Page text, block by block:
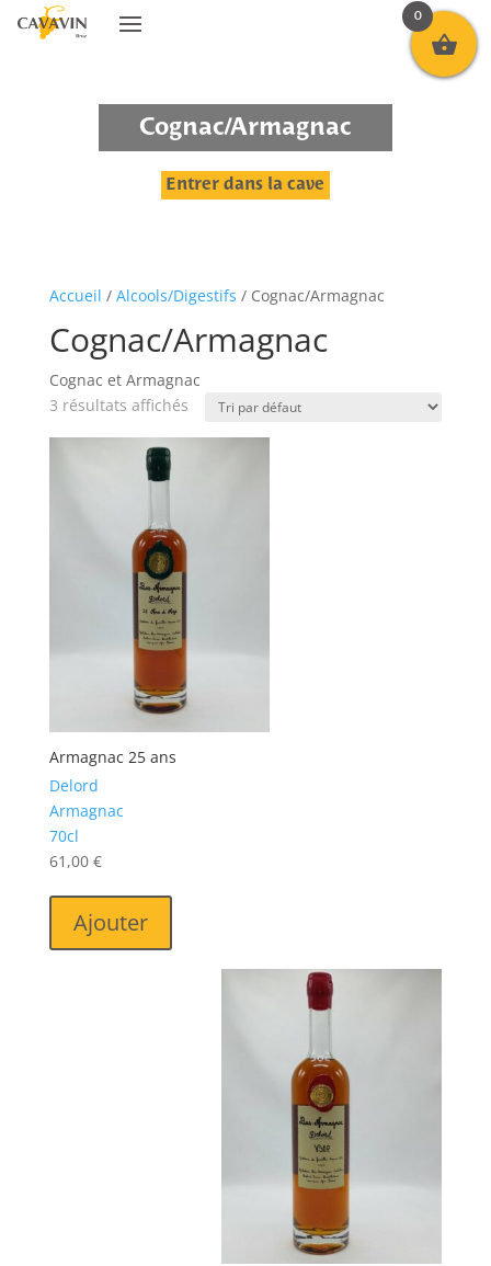
Cognac/Armagnac
Entrer dans la cave
Accueil / Alcools/Digestifs / Cognac/Armagnac
Cognac/Armagnac
Cognac et Armagnac
3 résultats affichés
Armagnac 25 ans
Delord
Armagnac
70cl
61,00 €
Ajouter
0